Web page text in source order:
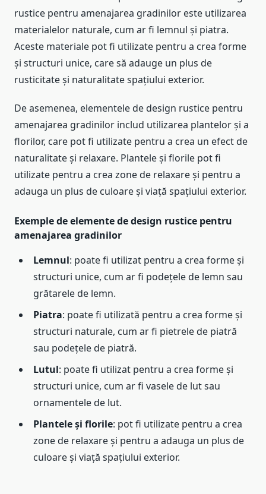
rustice pentru amenajarea gradinilor este utilizarea
materialelor naturale, cum ar fi lemnul și piatra.
Aceste materiale pot fi utilizate pentru a crea forme
și structuri unice, care să adauge un plus de
rusticitate și naturalitate spațiului exterior.
De asemenea, elementele de design rustice pentru
amenajarea gradinilor includ utilizarea plantelor și a
florilor, care pot fi utilizate pentru a crea un efect de
naturalitate și relaxare. Plantele și florile pot fi
utilizate pentru a crea zone de relaxare și pentru a
adauga un plus de culoare și viață spațiului exterior.
Exemple de elemente de design rustice pentru
amenajarea gradinilor
Lemnul: poate fi utilizat pentru a crea forme și
structuri unice, cum ar fi podețele de lemn sau
grătarele de lemn.
Piatra: poate fi utilizată pentru a crea forme și
structuri naturale, cum ar fi pietrele de piatră
sau podețele de piatră.
Lutul: poate fi utilizat pentru a crea forme și
structuri unice, cum ar fi vasele de lut sau
ornamentele de lut.
Plantele și florile: pot fi utilizate pentru a crea
zone de relaxare și pentru a adauga un plus de
culoare și viață spațiului exterior.